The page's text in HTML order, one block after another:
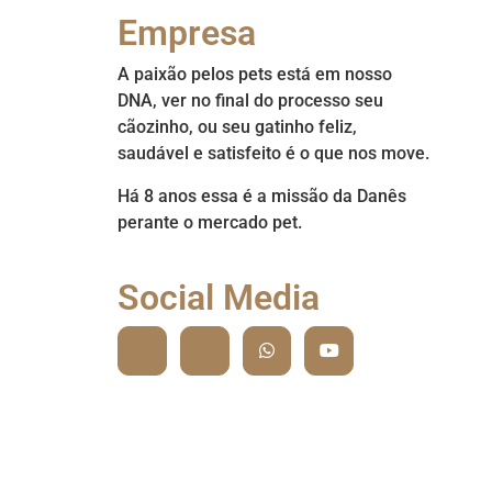
Empresa
A paixão pelos pets está em nosso
DNA, ver no final do processo seu
cãozinho, ou seu gatinho feliz,
saudável e satisfeito é o que nos move.
Há 8 anos essa é a missão da Danês
perante o mercado pet.
Social Media